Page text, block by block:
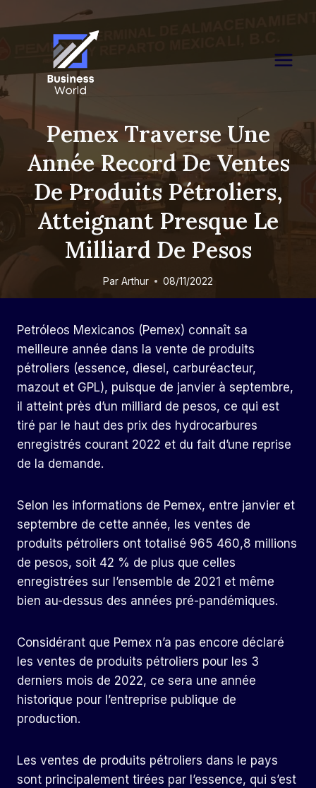
to
Pemex Traverse Une
Année Record De Ventes
De Produits Pétroliers,
Atteignant Presque Le
Milliard De Pesos
Par Arthur 08/11/2022
Petróleos Mexicanos (Pemex) connaît sa
meilleure année dans la vente de produits
pétroliers (essence, diesel, carburéacteur,
mazout et GPL), puisque de janvier à septembre,
il atteint près d’un milliard de pesos, ce qui est
tiré par le haut des prix des hydrocarbures
enregistrés courant 2022 et du fait d’une reprise
de la demande.
Selon les informations de Pemex, entre janvier et
septembre de cette année, les ventes de
produits pétroliers ont totalisé 965 460,8 millions
de pesos, soit 42 % de plus que celles
enregistrées sur l’ensemble de 2021 et même
bien au-dessus des années pré-pandémiques.
Considérant que Pemex n’a pas encore déclaré
les ventes de produits pétroliers pour les 3
derniers mois de 2022, ce sera une année
historique pour l’entreprise publique de
production.
Les ventes de produits pétroliers dans le pays
sont principalement tirées par l’essence, qui s’est